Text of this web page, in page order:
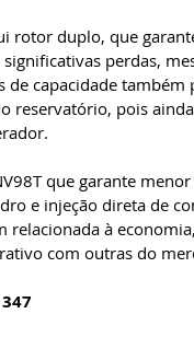
rotor duplo, que
perdas,
capacidade
reservatório, pois
que garante
e injeção direta de
relacionada à
com outras do